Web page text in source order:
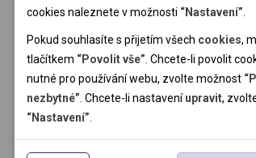
cookies naleznete v možnosti “Nastavení”
Pokud souhlasíte s přijetím všech cookies,
tlačítkem “Povolit vše” . Chcete-li povolit
nutné pro používání webu, zvolte možnost
nezbytné” . Chcete-li nastaveníupravit,
“Nastavení”
stránka nemůže správně fungovat bez těchto
Analytické cookies
Pomocí analytických cookies můžeme měřit
našeho webu, zdroje návštěv, výkon reklam
dosah. Takto získaná data zpracováváme
vazby na konkrétního uživatele našeho
Personální cookies
Personalizační soubory cookies nám
prohlížení webu dle vašich zájmů a
Reklamní cookies